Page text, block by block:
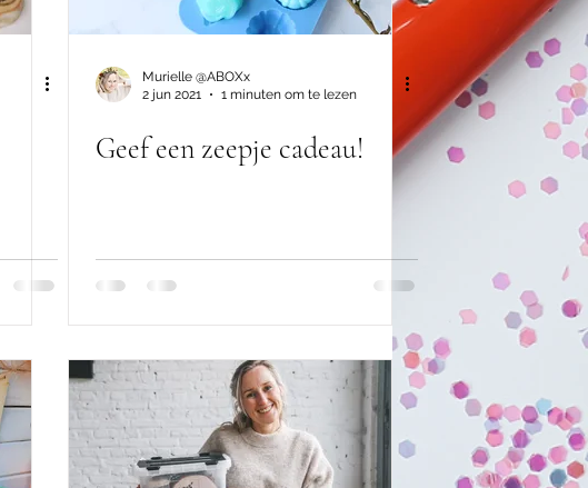
Murielle @ABOXx
2 jun 2021
1 minuten om te lezen
Geef een zeepje cadeau!